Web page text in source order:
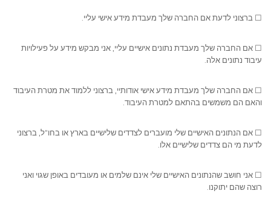
☐ ברצוני לדעת אם החברה שלך מעבדת מידע אישי עליי.
☐ אם החברה שלך מעבדת נתונים אישיים עליי, אני מבקש מידע על פעילויות
עיבוד נתונים אלה.
☐ אם החברה שלך מעבדת מידע אישי אודותיי, ברצוני ללמוד את מטרת העיבוד
והאם הם משמשים בהתאם למטרת העיבוד.
☐ אם הנתונים האישיים שלי מועברים לצדדים שלישיים בארץ או בחו"ל, ברצוני
לדעת מי הם צדדים שלישיים אלו.
☐ אני חושב שהנתונים האישיים שלי אינם שלמים או מעובדים באופן שגוי ואני
רוצה שהם יתוקנו.